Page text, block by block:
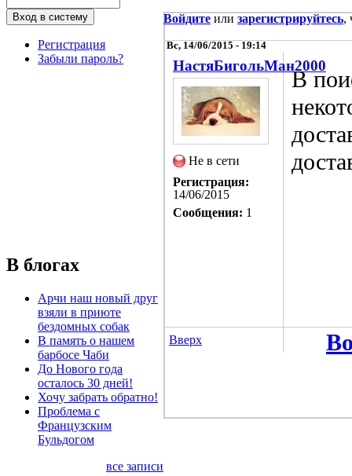
Регистрация
Забыли пароль?
В блогах
Арчи наш новый друг
взяли в приюте
бездомных собак
В память о нашем
барбосе Чаби
До Нового года
осталось 30 дней!
Хочу забрать обратно!
Проблема с
Французским
Бульдогом
все записи
Войдите или зарегистрируйтесь,
Вс, 14/06/2015 - 19:14
НастяБигольМан2000
Не в сети
Регистрация:
14/06/2015
Сообщения: 1
В
Вверх